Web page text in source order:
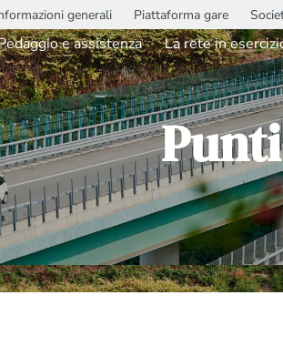
generali Piattaforma gare
e assistenza La rete in